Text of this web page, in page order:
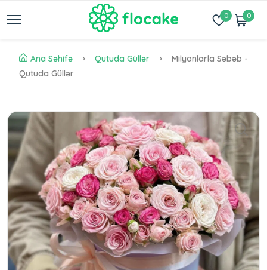
0 0
Ana Səhifə Qutuda Güllər
Milyonlarla Səbəb -
Qutuda Güllər